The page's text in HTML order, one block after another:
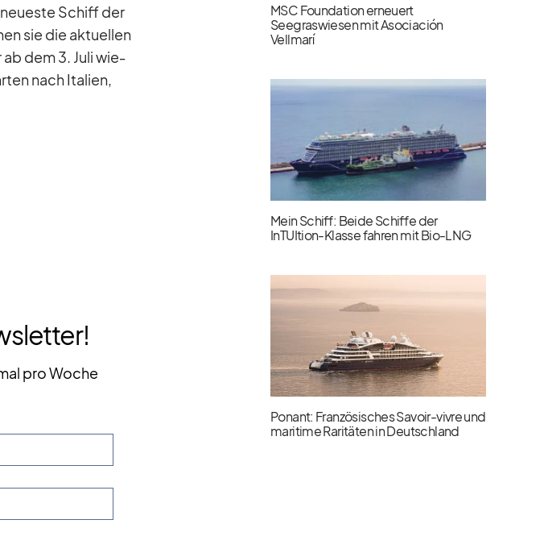
neu­este Schiff der
sie die ak­tu­el­len
dem 3. Juli wie­
nach Ita­lien,
pro Woche
MSC Foundation erneuert
Seegraswiesen mit Asociación
Vellmarí
Mein Schiff: Beide Schiffe der
InTUItion-Klasse fahren mit Bio-LNG
Ponant: Französisches Savoir-vivre und
maritime Raritäten in Deutschland